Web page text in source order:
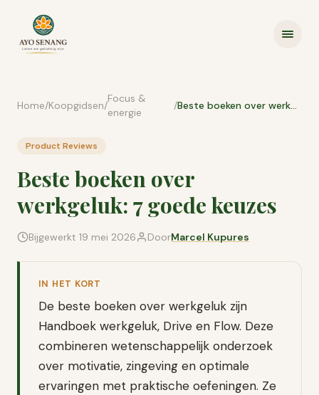
Home/Koopgidsen/
Focus &
energie
/ Beste boeken over werkgeluk: 7 goede keuzes
Product Reviews
Beste boeken over
werkgeluk: 7 goede keuzes
Bijgewerkt 19 mei 2026 DoorMarcel Kupures
IN HET KORT
De beste boeken over werkgeluk zijn
Handboek werkgeluk, Drive en Flow. Deze
combineren wetenschappelijk onderzoek
over motivatie, zingeving en optimale
ervaringen met praktische oefeningen. Ze